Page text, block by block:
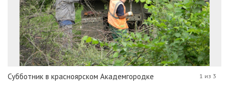
Субботник в красноярском Академгородке 1 из 3